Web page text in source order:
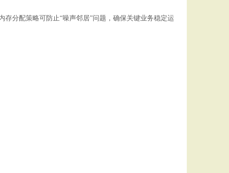
存分配策略可防止“噪声邻居”问题，确保关键业务稳定运